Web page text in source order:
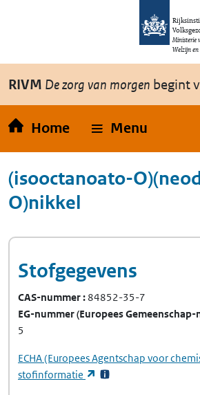
Overslaan en naar de inhoud gaan
Ministerie
Welzijn
RIVM De zorg van morgen begint
Home Menu
(isooctanoato-
O)nikkel
Stofgegevens
CAS-nummer 84852-35-7
EG-nummer(Europees
5
ECHA(Europees Agentschap voor
stofinformatie
(opent in een nieuw